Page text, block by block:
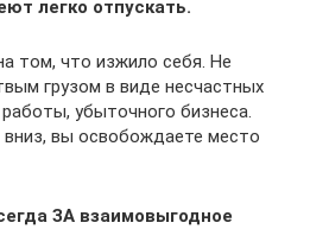
легко отпускать.
том, что изжило себя. Не
грузом в виде несчастных
убыточного бизнеса.
вы освобождаете место
ЗА взаимовыгодное